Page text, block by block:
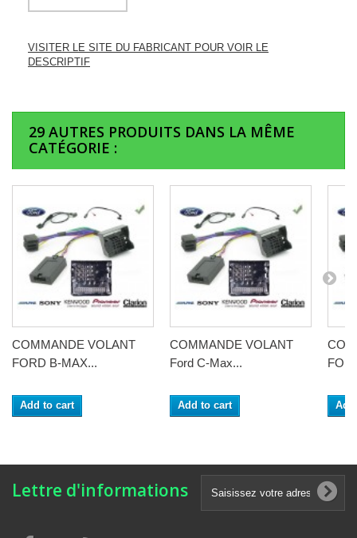
VISITER LE SITE DU FABRICANT POUR VOIR LE
DESCRIPTIF
29 AUTRES PRODUITS DANS LA MÊME
CATÉGORIE :
COMMANDE VOLANT
FORD B-MAX...
Add to cart
COMMANDE VOLANT
Ford C-Max...
Add to cart
Lettre d'informations